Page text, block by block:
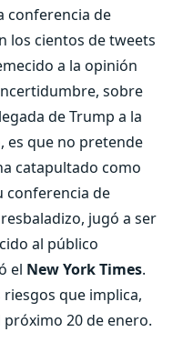
conferencia de
los cientos de tweets
a la opinión
sobre
de Trump a la
es que no pretende
catapultado como
conferencia de
jugó a ser
al público
el New York Times.
que implica,
20 de enero.